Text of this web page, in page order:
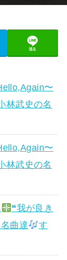
送る
〜
林武史の名
〜
林武史の名
❝我が良き
曲達
す